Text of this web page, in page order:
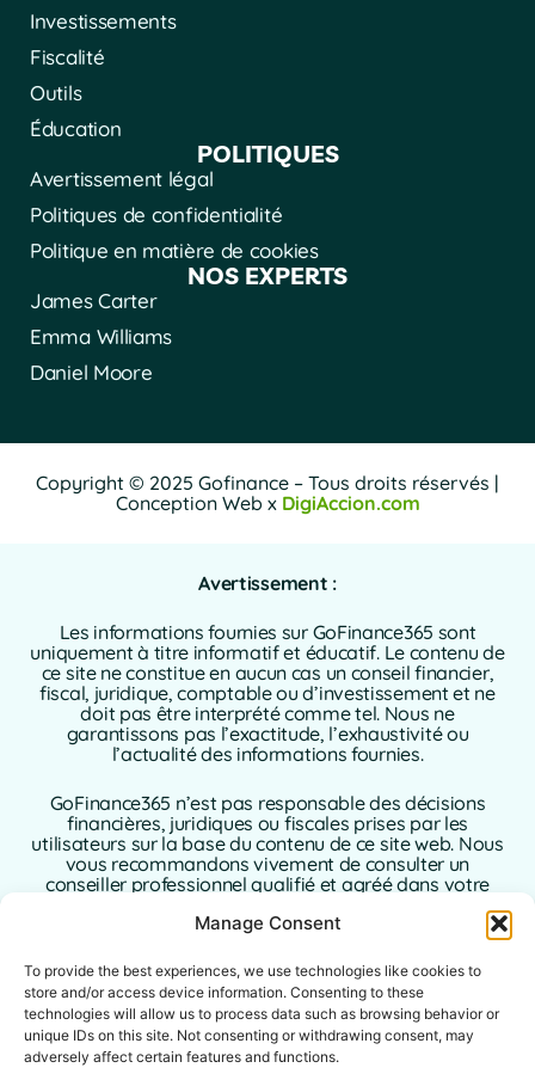
Manage Consent
To provide the best experiences, we use technologies like cookies to
store and/or access device information. Consenting to these
technologies will allow us to process data such as browsing behavior or
unique IDs on this site. Not consenting or withdrawing consent, may
adversely affect certain features and functions.
Investissements
Fiscalité
Outils
Éducation
POLITIQUES
Avertissement légal
Politiques de confidentialité
Politique en matière de cookies
NOS EXPERTS
James Carter
Emma Williams
Daniel Moore
Copyright © 2025 Gofinance – Tous droits réservés |
Conception Web x DigiAccion.com
Avertissement :
Les informations fournies sur GoFinance365 sont
uniquement à titre informatif et éducatif. Le contenu de
ce site ne constitue en aucun cas un conseil financier,
fiscal, juridique, comptable ou d’investissement et ne
doit pas être interprété comme tel. Nous ne
garantissons pas l’exactitude, l’exhaustivité ou
l’actualité des informations fournies.
GoFinance365 n’est pas responsable des décisions
financières, juridiques ou fiscales prises par les
utilisateurs sur la base du contenu de ce site web. Nous
vous recommandons vivement de consulter un
conseiller professionnel qualifié et agréé dans votre
concernant vos finances personnelles ou
L’utilisation de ce site web implique l’acceptation sans
réserve de la présente clause de non-responsabilité. Ni
GoFinance365, ni ses auteurs ou contributeurs
n’assument aucune responsabilité pour les dommages